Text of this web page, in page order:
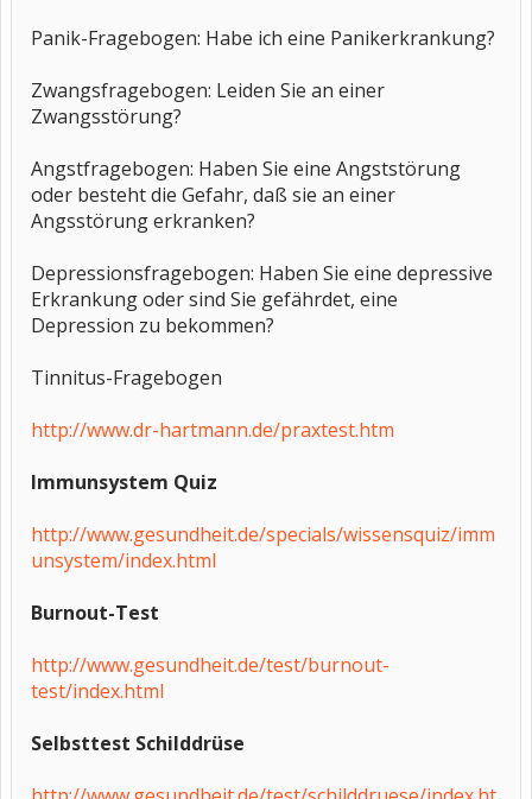
Panik-Fragebogen: Habe ich eine Panikerkrankung?
Zwangsfragebogen: Leiden Sie an einer
Zwangsstörung?
Angstfragebogen: Haben Sie eine Angststörung
oder besteht die Gefahr, daß sie an einer
Angsstörung erkranken?
Depressionsfragebogen: Haben Sie eine depressive
Erkrankung oder sind Sie gefährdet, eine
Depression zu bekommen?
Tinnitus-Fragebogen
http://www.dr-hartmann.de/praxtest.htm
Immunsystem Quiz
http://www.gesundheit.de/specials/wissensquiz/imm
unsystem/index.html
Burnout-Test
http://www.gesundheit.de/test/burnout-
test/index.html
Selbsttest Schilddrüse